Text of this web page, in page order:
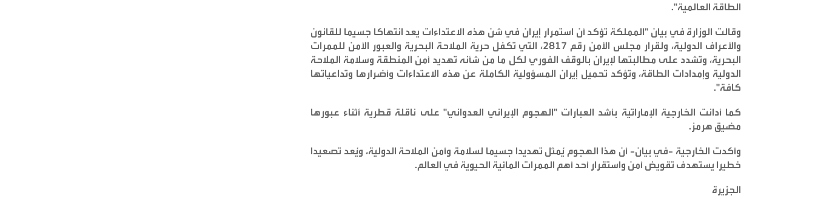
الطاقة العالمية".
وقالت الوزارة في بيان "المملكة تؤكد أن استمرار إيران في شن هذه الاعتداءات يعد انتهاكا جسيما للقانون
والأعراف الدولية، ولقرار مجلس الأمن رقم 2817، التي تكفل حرية الملاحة البحرية والعبور الآمن للممرات
البحرية، وتشدد على مطالبتها لإيران بالوقف الفوري لكل ما من شأنه تهديد أمن المنطقة وسلامة الملاحة
الدولية وإمدادات الطاقة، وتؤكد تحميل إيران المسؤولية الكاملة عن هذه الاعتداءات وأضرارها وتداعياتها
كافة".
كما أدانت الخارجية الإماراتية بأشد العبارات "الهجوم الإيراني العدواني" على ناقلة قطرية أثناء عبورها
مضيق هرمز.
وأكدت الخارجية -في بيان- أن هذا الهجوم يُمثل تهديدا جسيما لسلامة وأمن الملاحة الدولية، ويُعد تصعيدا
خطيرا يستهدف تقويض أمن واستقرار أحد أهم الممرات المائية الحيوية في العالم.
الجزيرة